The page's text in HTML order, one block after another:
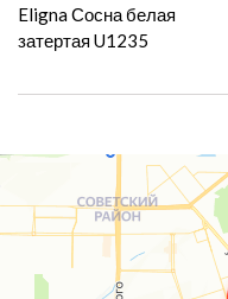
Eligna Сосна белая
затертая U1235